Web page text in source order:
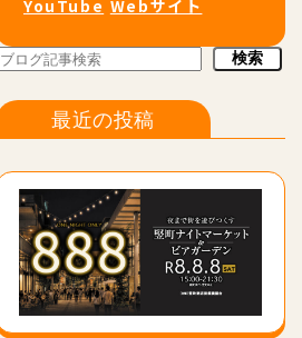
YouTube Webサイト
検索 検索
最近の投稿